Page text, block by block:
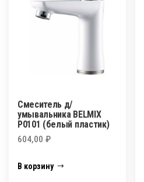
Смеситель д/
умывальника BELMIX
P0101 (белый пластик)
604,00 ₽
В корзину